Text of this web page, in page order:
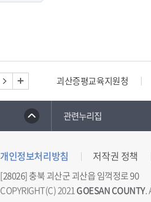
괴산증평교육지원청
관련누리집
개인정보처리방침 저작권 정책
[28026] 충북 괴산군 괴산읍 임꺽정로 90
COPYRIGHT(C) 2021GOESAN COUNTY.